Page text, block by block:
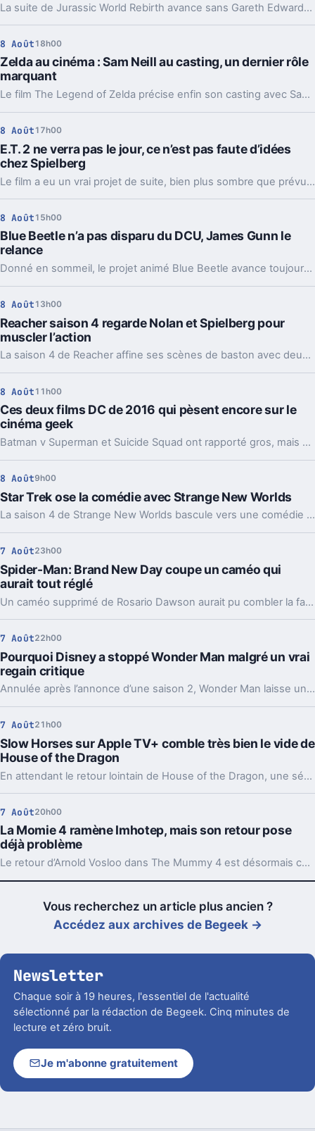
La suite de Jurassic World Rebirth avance sans Gareth Edwards. Un départ qui rappelle un vieux problème de la saga, même si le casting devrait rester.
8 Août 18h00
Zelda au cinéma : Sam Neill au casting, un dernier rôle
marquant
Le film The Legend of Zelda précise enfin son casting avec Sam Neill, Dichen Lachman et Yvonne Strahovski. Et ça change un peu la lecture du projet.
8 Août 17h00
E.T. 2 ne verra pas le jour, ce n’est pas faute d’idées
chez Spielberg
Le film a eu un vrai projet de suite, bien plus sombre que prévu. Mais Steven Spielberg comme les acteurs d’origine refusent toujours d’y toucher.
8 Août 15h00
Blue Beetle n’a pas disparu du DCU, James Gunn le
relance
Donné en sommeil, le projet animé Blue Beetle avance toujours. Une précision de James Gunn qui change aussi la lecture de son retour au cinéma.
8 Août 13h00
Reacher saison 4 regarde Nolan et Spielberg pour
muscler l’action
La saison 4 de Reacher affine ses scènes de baston avec deux modèles très différents, Batman et Indiana Jones. Et ça change pas mal de choses.
8 Août 11h00
Ces deux films DC de 2016 qui pèsent encore sur le
cinéma geek
Batman v Superman et Suicide Squad ont rapporté gros, mais cassé l’élan de DC. Dix ans après, leur ombre guide encore la relance du studio.
8 Août9h00
Star Trek ose la comédie avec Strange New Worlds
La saison 4 de Strange New Worlds bascule vers une comédie d’ivresse improbable. Un détour léger, mais pas si anodin pour Star Trek.
7 Août23h00
Spider-Man: Brand New Day coupe un caméo qui
aurait tout réglé
Un caméo supprimé de Rosario Dawson aurait pu combler la faille la plus commentée de Spider-Man: Brand New Day. Et ça agace les fans.
7 Août22h00
Pourquoi Disney a stoppé Wonder Man malgré un vrai
regain critique
Annulée après l’annonce d’une saison 2, Wonder Man laisse un drôle de vide. Deux pistes reviennent pour expliquer ce revirement chez Disney.
7 Août21h00
Slow Horses sur Apple TV+ comble très bien le vide de
House of the Dragon
En attendant le retour lointain de House of the Dragon, une série d’espionnage d’Apple TV+ offre un relais inattendu, avec plusieurs visages bien connus de Westeros.
7 Août20h00
La Momie 4 ramène Imhotep, mais son retour pose
déjà problème
Le retour d’Arnold Vosloo dans The Mummy 4 est désormais confirmé. Bonne nouvelle pour les fans, sauf qu’un détail central reste entier : comment Imhotep revient-il ?
Vous recherchez un article plus ancien ?
Accédez aux archives de Begeek →
Newsletter
Chaque soir à 19 heures, l'essentiel de l'actualité
sélectionné par la rédaction de Begeek. Cinq minutes de
lecture et zéro bruit.
Je m'abonne gratuitement